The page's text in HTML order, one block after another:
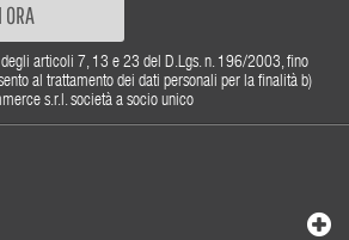
ORA
articoli 7, 13 e 23 del D.Lgs. n. 196/2003, fino
al trattamento dei dati personali per la finalità b)
s.r.l. società a socio unico